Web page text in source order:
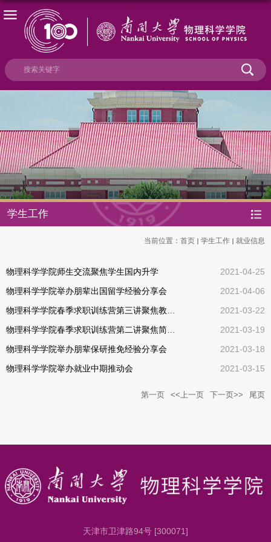
学生工作
当前位置： 首页 学生工作 就业信息
物理科学学院师生交流聚焦学生国内升学
2021-04-25
物理科学学院举办朋辈出国留学经验分享会
2021-04-06
2021-03-22
2021-03-19
物理科学学院举办朋辈保研推免经验分享会
2021-03-18
物理科学学院举办就业中期推动会
2021-03-15
第一页 <<上一页 下一页>> 尾页
天津市卫津路94号 [300071]